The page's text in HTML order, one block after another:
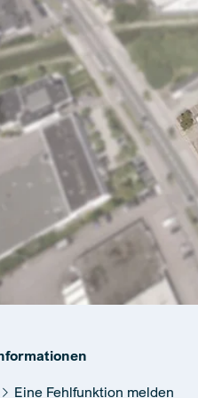
Eine Fehlfunktion melden